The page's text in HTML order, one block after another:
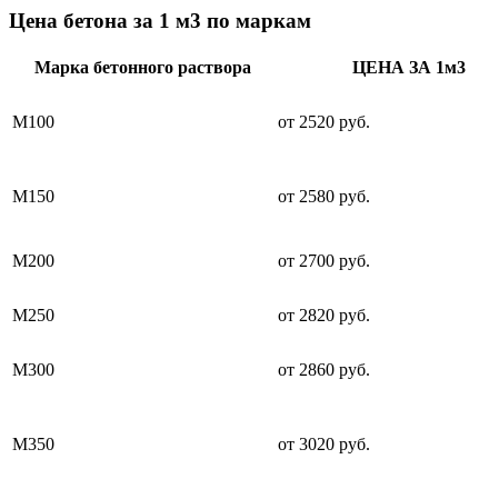
Цена бетона за 1 м3 по маркам
Марка бетонного раствора ЦЕНА ЗА 1м3
М100 от 2520 руб.
М150 от 2580 руб.
М200 от 2700 руб.
М250
от 2820 руб.
М300 от 2860 руб.
М350 от 3020 руб.